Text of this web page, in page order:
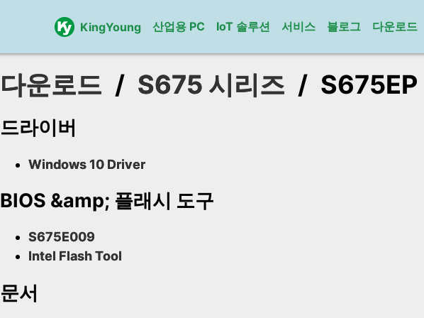
KingYoung 산업용 PC IoT 솔루션 서비스 블로그 다운로드
다운로드 / S675 시리즈 / S675EP
드라이버
Windows 10 Driver
BIOS &amp; 플래시 도구
S675E009
Intel Flash Tool
문서